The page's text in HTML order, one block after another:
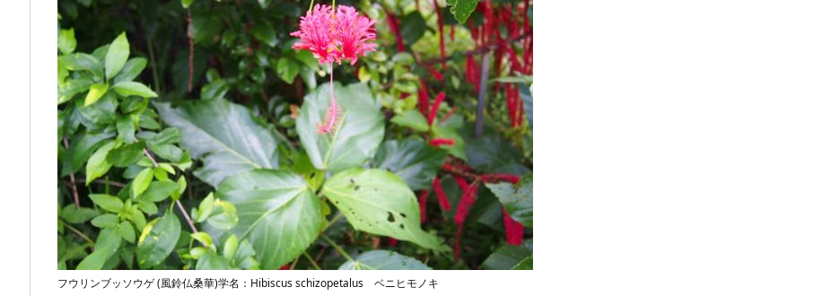
フウリンブッソウゲ (風鈴仏桑華)学名：Hibiscus schizopetalus ベニヒモノキ